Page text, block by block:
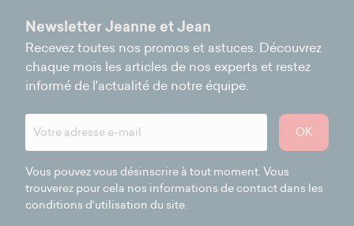
Newsletter Jeanne et Jean
Recevez toutes nos promos et astuces. Découvrez
chaque mois les articles de nos experts et restez
informé de l'actualité de notre équipe.
OK
Vous pouvez vous désinscrire à tout moment. Vous
trouverez pour cela nos informations de contact dans les
conditions d'utilisation du site.